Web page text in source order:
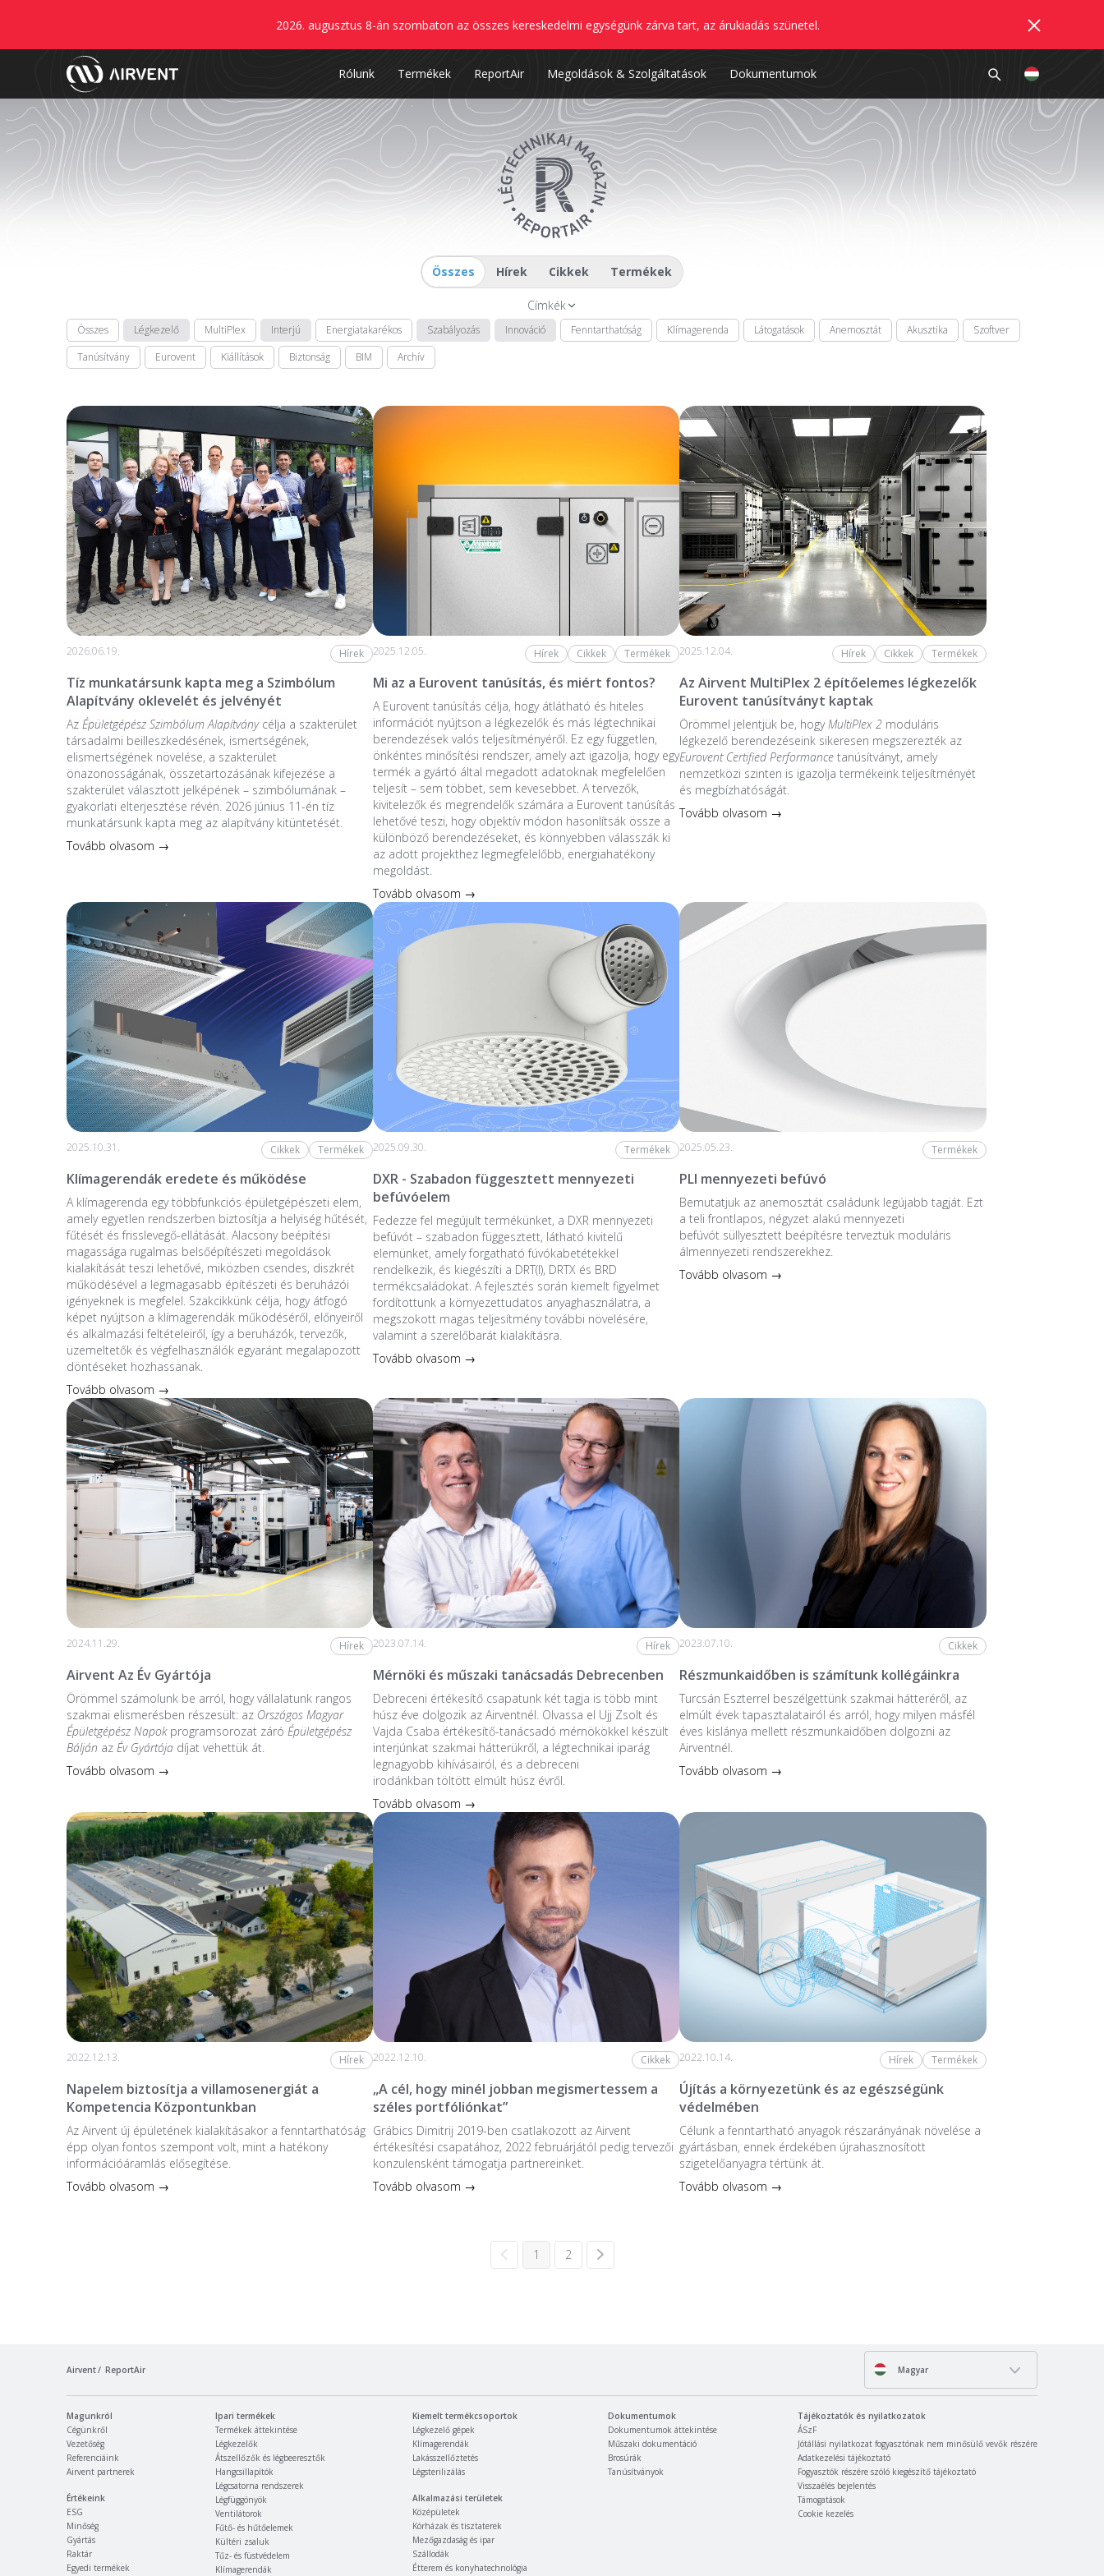
2026. augusztus 8-án szombaton az összes kereskedelmi egységünk zárva tart, az árukiadás szünetel.
Rólunk Termékek ReportAir Megoldások & Szolgáltatások Dokumentumok
Összes Hírek Cikkek Termékek
Címkék
Összes Légkezelő MultiPlex Interjú Energiatakarékos Szabályozás Innováció Fenntarthatóság Klímagerenda Látogatások Anemosztát Akusztika
Szoftver
Tanúsítvány
Eurovent Kiállítások Biztonság BIM Archív
2026.06.19. Hírek
Tíz munkatársunk kapta meg a Szimbólum
Alapítvány oklevelét és jelvényét
Az Épületgépész Szimbólum Alapítványcélja a szakterület
társadalmi beilleszkedésének, ismertségének,
elismertségének növelése, a szakterület
önazonosságának, összetartozásának kifejezése a
szakterület választott jelképének – szimbólumának –
gyakorlati elterjesztése révén. 2026 június 11-én tíz
munkatársunk kapta meg az alapítvány kitüntetését.
Tovább olvasom →
2025.12.05. Hírek Cikkek Termékek
Mi az a Eurovent tanúsítás, és miért fontos?
A Eurovent tanúsítás célja, hogy átlátható és hiteles
információt nyújtson a légkezelők és más légtechnikai
berendezések valós teljesítményéről. Ez egy független,
önkéntes minősítési rendszer, amely azt igazolja, hogy egy
termék a gyártó által megadott adatoknak megfelelően
teljesít – sem többet, sem kevesebbet. A tervezők,
kivitelezők és megrendelők számára a Eurovent tanúsítás
lehetővé teszi, hogy objektív módon hasonlítsák össze a
különböző berendezéseket, és könnyebben válasszák ki
az adott projekthez legmegfelelőbb, energiahatékony
megoldást.
Tovább olvasom →
2025.12.04. Hírek Cikkek Termékek
Az Airvent MultiPlex 2 építőelemes légkezelők
Eurovent tanúsítványt kaptak
Örömmel jelentjük be, hogyMultiPlex 2 moduláris
légkezelő berendezéseink sikeresen megszerezték az
Eurovent Certified Performance tanúsítványt, amely
nemzetközi szinten is igazolja termékeink teljesítményét
és megbízhatóságát.
Tovább olvasom →
2025.10.31. Cikkek Termékek
Klímagerendák eredete és működése
A klímagerenda egy többfunkciós épületgépészeti elem,
amely egyetlen rendszerben biztosítja a helyiség hűtését,
fűtését és frisslevegő-ellátását. Alacsony beépítési
magassága rugalmas belsőépítészeti megoldások
kialakítását teszi lehetővé, miközben csendes, diszkrét
működésével a legmagasabb építészeti és beruházói
igényeknek is megfelel. Szakcikkünk célja, hogy átfogó
képet nyújtson a klímagerendák működéséről, előnyeiről
és alkalmazási feltételeiről, így a beruházók, tervezők,
üzemeltetők és végfelhasználók egyaránt megalapozott
döntéseket hozhassanak.
Tovább olvasom →
2025.09.30. Termékek
DXR - Szabadon függesztett mennyezeti
befúvóelem
Fedezze fel megújult termékünket, a DXR mennyezeti
befúvót – szabadon függesztett, látható kivitelű
elemünket, amely forgatható fúvókabetétekkel
rendelkezik, és kiegészíti a DRT(I), DRTX és BRD
termékcsaládokat. A fejlesztés során kiemelt figyelmet
fordítottunk a környezettudatos anyaghasználatra, a
megszokott magas teljesítmény további növelésére,
valamint a szerelőbarát kialakításra.
Tovább olvasom →
2025.05.23. Termékek
PLI mennyezeti befúvó
Bemutatjuk az anemosztát családunk legújabb tagját. Ezt
a teli frontlapos, négyzet alakú mennyezeti
befúvót süllyesztett beépítésre terveztük moduláris
álmennyezeti rendszerekhez.
Tovább olvasom →
2024.11.29. Hírek
Airvent Az Év Gyártója
Örömmel számolunk be arról, hogy vállalatunk rangos
szakmai elismerésben részesült: az Országos Magyar
Épületgépész Napokprogramsorozat záró Épületgépész
Bálján az Év Gyártójadíjat vehettük át.
Tovább olvasom →
2023.07.14. Hírek
Mérnöki és műszaki tanácsadás Debrecenben
Debreceni értékesítő csapatunk két tagja is több mint
húsz éve dolgozik az Airventnél. Olvassa el Ujj Zsolt és
Vajda Csaba értékesítő-tanácsadó mérnökökkel készült
interjúnkat szakmai hátterükről, a légtechnikai iparág
legnagyobb kihívásairól, és a debreceni
irodánkban töltött elmúlt húsz évről.
Tovább olvasom →
2023.07.10. Cikkek
Részmunkaidőben is számítunk kollégáinkra
Turcsán Eszterrel beszélgettünk szakmai hátteréről, az
elmúlt évek tapasztalatairól és arról, hogy milyen másfél
éves kislánya mellett részmunkaidőben dolgozni az
Airventnél.
Tovább olvasom →
2022.12.13. Hírek
Napelem biztosítja a villamosenergiát a
Kompetencia Központunkban
Az Airvent új épületének kialakításakor a fenntarthatóság
épp olyan fontos szempont volt, mint a hatékony
információáramlás elősegítése.
Tovább olvasom →
2022.12.10. Cikkek
„A cél, hogy minél jobban megismertessem a
széles portfóliónkat”
Grábics Dimitrij 2019-ben csatlakozott az Airvent
értékesítési csapatához, 2022 februárjától pedig tervezői
konzulensként támogatja partnereinket.
Tovább olvasom →
2022.10.14. Hírek Termékek
Újítás a környezetünk és az egészségünk
védelmében
Célunk a fenntartható anyagok részarányának növelése a
gyártásban, ennek érdekében újrahasznosított
szigetelőanyagra tértünk át.
Tovább olvasom →
1 2
Airvent ReportAir Magyar
Magunkról
Cégünkről
Vezetőség
Referenciáink
Airvent partnerek
Értékeink
ESG
Minőség
Gyártás
Raktár
Egyedi termékek
Ipari termékek
Termékek áttekintése
Légkezelők
Átszellőzők és légbeeresztők
Hangcsillapítók
Légcsatorna rendszerek
Légfüggönyök
Ventilátorok
Fűtő- és hűtőelemek
Kültéri zsaluk
Tűz- és füstvédelem
Klímagerendák
Kiemelt termékcsoportok
Légkezelő gépek
Klímagerendák
Lakásszellőztetés
Légsterilizálás
Alkalmazási területek
Középületek
Kórházak és tisztaterek
Mezőgazdaság és ipar
Szállodák
Étterem és konyhatechnológia
Dokumentumok
Dokumentumok áttekintése
Műszaki dokumentáció
Brosúrák
Tanúsítványok
Tájékoztatók és nyilatkozatok
ÁSzF
Jótállási nyilatkozat fogyasztónak nem minősülő vevők részére
Adatkezelési tájékoztató
Fogyasztók részére szóló kiegészítő tájékoztató
Visszaélés bejelentés
Támogatások
Cookie kezelés